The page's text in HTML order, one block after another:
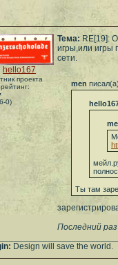
hello167
проекта
0)
Тема: RE[19]:
игры,или игры
сети.
men
Ты там
Последний
Design will save the world.